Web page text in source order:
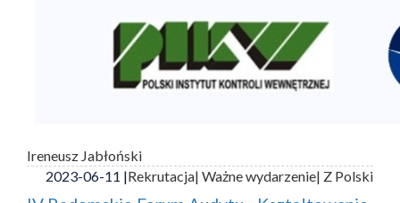
Ireneusz Jabłoński
2023-06-11 |Rekrutacja| Ważne wydarzenie| Z Polski